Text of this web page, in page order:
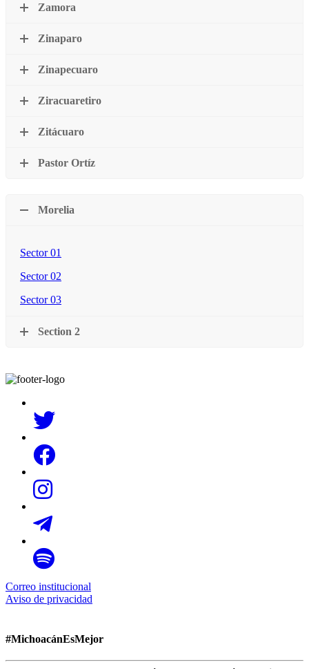
Zamora
Zinaparo
Zinapecuaro
Ziracuaretiro
Zitácuaro
Pastor Ortíz
Morelia
Sector 01
Sector 02
Sector 03
Section 2
Correo institucional
Aviso de privacidad
#MichoacánEsMejor